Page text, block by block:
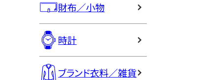
財布／小物
時計
ブランド衣料／雑貨